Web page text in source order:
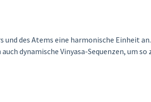
des Atems eine harmonische Einheit
dynamische Vinyasa-Sequenzen, um